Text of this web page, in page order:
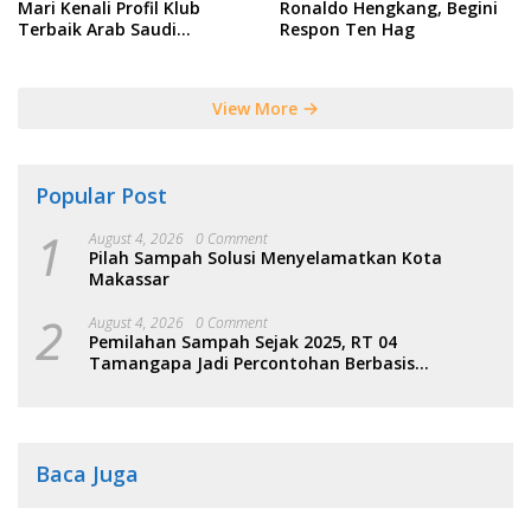
Mari Kenali Profil Klub
Terbaik Arab Saudi
Ronaldo Hengkang, Begini
Respon Ten Hag
View More
Popular Post
1 August 4, 2026 0 Comment
Pilah Sampah Solusi Menyelamatkan Kota
Makassar
2 August 4, 2026 0 Comment
Pemilahan Sampah Sejak 2025, RT 04
Tamangapa Jadi Percontohan Berbasis
Baca Juga